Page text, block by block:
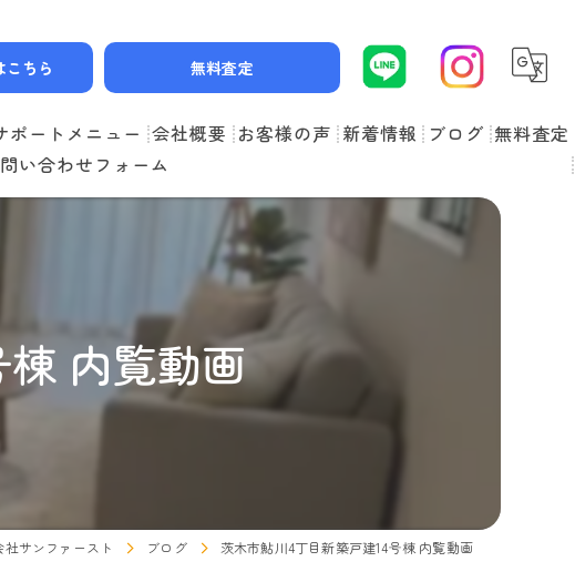
こちら 無料査定
ポートメニュー
ック
会社概要
スタッフ紹介
お客様の声
よくある質問
新着情報 ブログ 無料査定
い合わせフォーム
内覧動画
サンファースト ブログ 茨木市鮎川4丁目新築戸建14号棟 内覧動画